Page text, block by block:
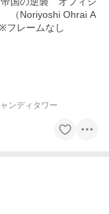
Noriyoshi Ohrai A
レームなし
ンディタワー